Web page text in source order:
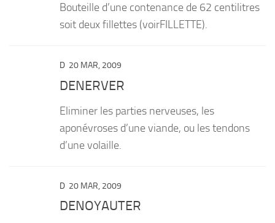
Bouteille d’une contenance de 62 centilitres
soit deux fillettes (voirFILLETTE).
D 20 MAR, 2009
DENERVER
Eliminer les parties nerveuses, les
aponévroses d’une viande, ou les tendons
d’une volaille.
D 20 MAR, 2009
DENOYAUTER